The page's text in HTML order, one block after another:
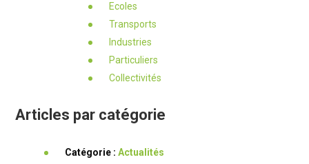
Ecoles
Transports
Industries
Particuliers
Collectivités
Articles par catégorie
Catégorie : Actualités